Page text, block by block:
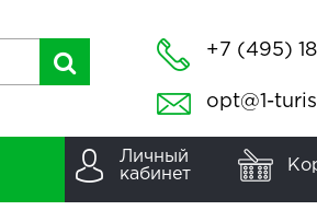
+7 (495)
opt@1-
Личный
кабинет